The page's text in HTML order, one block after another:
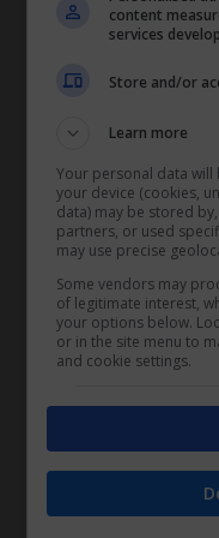
Se il datore di
queste attività
management, la
Si crea una sorta
(o si aspettano)
corto circuito che
pretende che
Il nodo non è
seppur “ufficiosi”,
Prova
Stabilire quante
content
services
Store and/or
Learn more
Your personal data
your device (cookies,
data) may be stored
partners, or used
may use precise
Some vendors may
of legitimate interest,
your options below.
or in the site menu to
and cookie settings.